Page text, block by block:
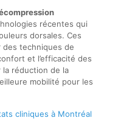
récentes qui
dorsales. Ces
des techniques de
et l’efficacité des
la réduction de la
mobilité pour les
cliniques à Montréal